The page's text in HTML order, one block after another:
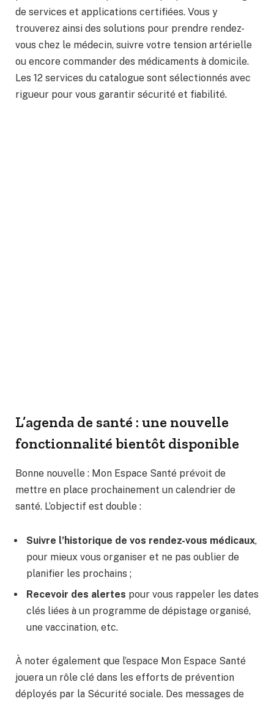
de services et applications certifiées. Vous y
trouverez ainsi des solutions pour prendre rendez-
vous chez le médecin, suivre votre tension artérielle
ou encore commander des médicaments à domicile.
Les 12 services du catalogue sont sélectionnés avec
rigueur pour vous garantir sécurité et fiabilité.
L’agenda de santé : une nouvelle
fonctionnalité bientôt disponible
Bonne nouvelle : Mon Espace Santé prévoit de
mettre en place prochainement un calendrier de
santé. L’objectif est double :
Suivre l’historique de vos rendez-vous médicaux,
pour mieux vous organiser et ne pas oublier de
planifier les prochains ;
Recevoir des alertes pour vous rappeler les dates
clés liées à un programme de dépistage organisé,
une vaccination, etc.
À noter également que l’espace Mon Espace Santé
jouera un rôle clé dans les efforts de prévention
déployés par la Sécurité sociale. Des messages de